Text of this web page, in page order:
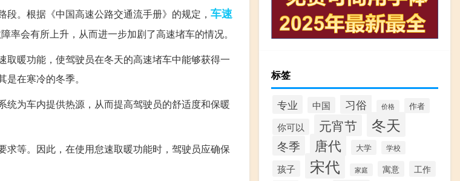
。根据《中国高速公路交通流手册》的规定， 车速
会有所上升，从而进一步加剧了高速堵车的情况。
暖功能，使驾驶员在冬天的高速堵车中能够获得一
在寒冷的冬季。
为车内提供热源，从而提高驾驶员的舒适度和保暖
等。因此，在使用怠速取暖功能时，驾驶员应确保
标签
专业 中国 习俗 价格 作者
你可以 元宵节 冬天
冬季 唐代 大学 学校
孩子 宋代 家庭 寓意
工作